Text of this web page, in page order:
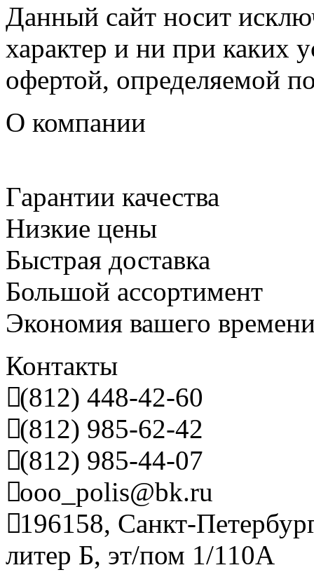
Данный сайт носит
характер и ни при каких
офертой, определяемой
О компании
Гарантии качества
Низкие цены
Быстрая доставка
Большой ассортимент
Экономия вашего
Контакты
(812) 448-42-60
(812) 985-62-42
(812) 985-44-07
ooo_polis@bk.ru
196158, Санкт-
литер Б, эт/пом 1/110А